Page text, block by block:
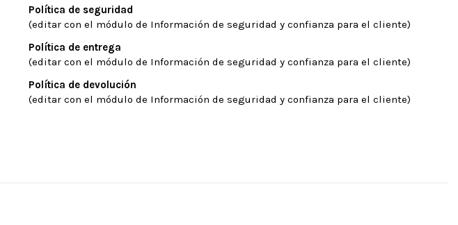
Política de seguridad
(editar con el módulo de Información de seguridad y confianza para el cliente)
Política de entrega
(editar con el módulo de Información de seguridad y confianza para el cliente)
Política de devolución
(editar con el módulo de Información de seguridad y confianza para el cliente)